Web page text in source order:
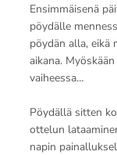
Ensimmäisenä
pöydälle
pöydän alla, eikä
aikana.
vaiheessa…
Pöydällä sitten
ottelun
napin